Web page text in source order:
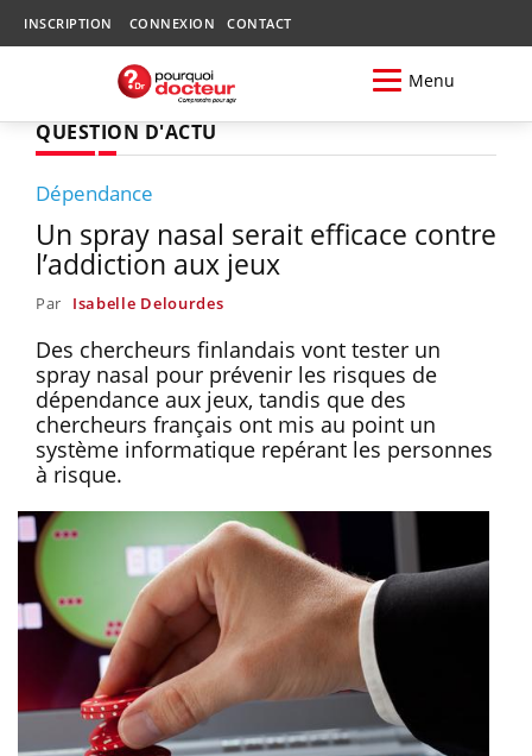
INSCRIPTION CONNEXION CONTACT
Menu
QUESTION D'ACTU
Dépendance
Un spray nasal serait efficace contre
l’addiction aux jeux
Par Isabelle Delourdes
Des chercheurs finlandais vont tester un
spray nasal pour prévenir les risques de
dépendance aux jeux, tandis que des
chercheurs français ont mis au point un
système informatique repérant les personnes
à risque.